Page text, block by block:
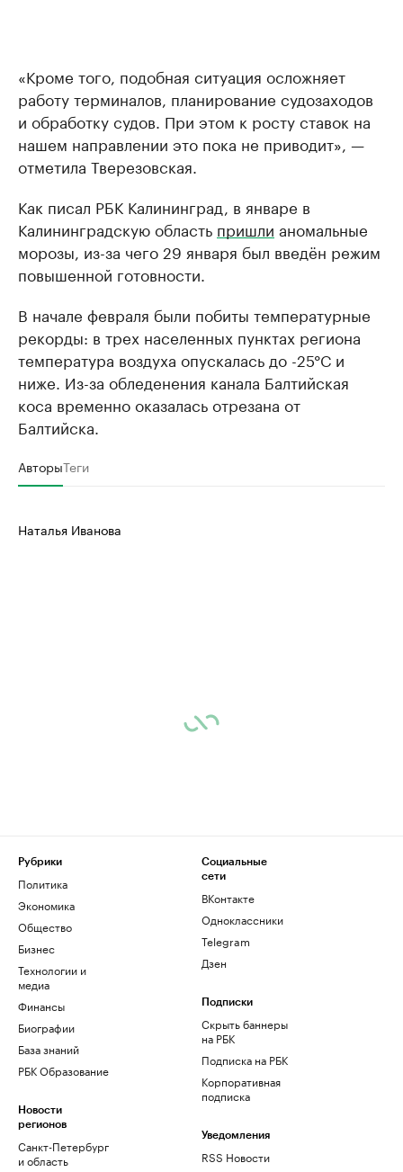
«Кроме того, подобная ситуация осложняет
работу терминалов, планирование судозаходов
и обработку судов. При этом к росту ставок на
нашем направлении это пока не приводит», —
отметила Тверезовская.
Как писал РБК Калининград, в январе в
Калининградскую область пришли аномальные
морозы, из-за чего 29 января был введён режим
повышенной готовности.
В начале февраля были побиты температурные
рекорды: в трех населенных пунктах региона
температура воздуха опускалась до -25°С и
ниже. Из-за обледенения канала Балтийская
коса временно оказалась отрезана от
Балтийска.
АвторыТеги
Наталья Иванова
Рубрики
Политика
Экономика
Общество
Бизнес
Технологии и
медиа
Финансы
Биографии
База знаний
РБК Образование
Новости
регионов
Санкт-Петербург
и область
Социальные
сети
ВКонтакте
Одноклассники
Telegram
Дзен
Подписки
Скрыть баннеры
на РБК
Подписка на РБК
Корпоративная
подписка
Уведомления
RSS Новости